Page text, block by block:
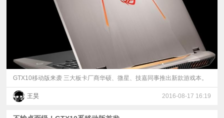
GTX10移动版来袭 三大板卡厂商华硕、微星、技嘉同事推出新款游戏本。
王昊 2016-08-17 16:19